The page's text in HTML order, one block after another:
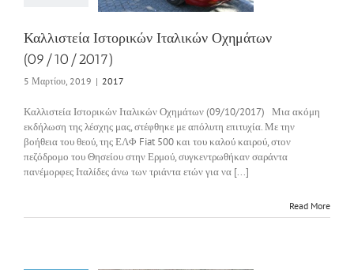
Καλλιστεία Ιστορικών Ιταλικών Οχημάτων
(09/10/2017)
5 Μαρτίου, 2019 | 2017
Καλλιστεία Ιστορικών Ιταλικών Οχημάτων (09/10/2017) Μια ακόμη
εκδήλωση της λέσχης μας, στέφθηκε με απόλυτη επιτυχία. Με την
βοήθεια του θεού, της ΕΛΦ Fiat 500 και του καλού καιρού, στον
πεζόδρομο του Θησείου στην Ερμού, συγκεντρωθήκαν σαράντα
πανέμορφες Ιταλίδες άνω των τριάντα ετών για να [...]
Read More